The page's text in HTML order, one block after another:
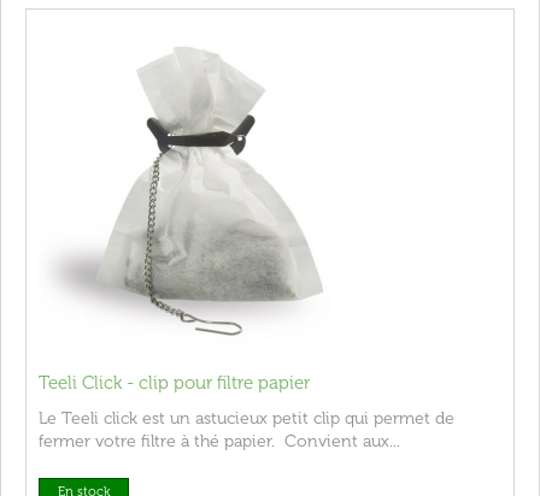
Teeli Click - clip pour filtre papier
Le Teeli click est un astucieux petit clip qui permet de
fermer votre filtre à thé papier. Convient aux...
En stock